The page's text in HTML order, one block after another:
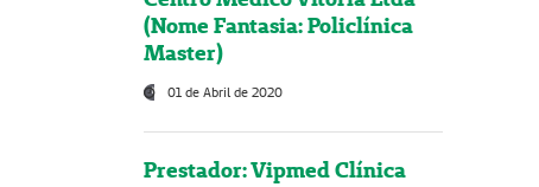
(Nome Fantasia: Policlínica
Master)
01 de Abril de 2020
Prestador: Vipmed Clínica